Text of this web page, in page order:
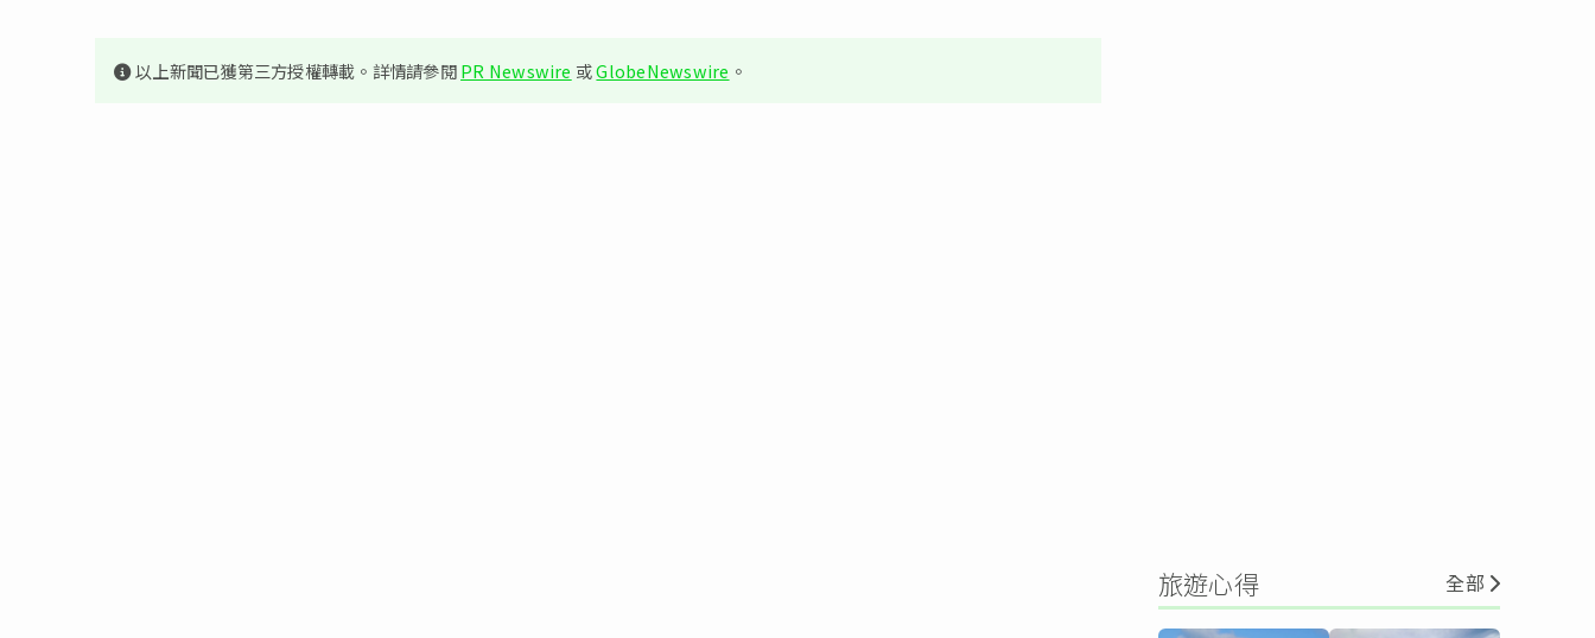
以上新聞已獲第三方授權轉載。詳情請參閱PR Newswire 或GlobeNewswire 。
旅遊心得 全部